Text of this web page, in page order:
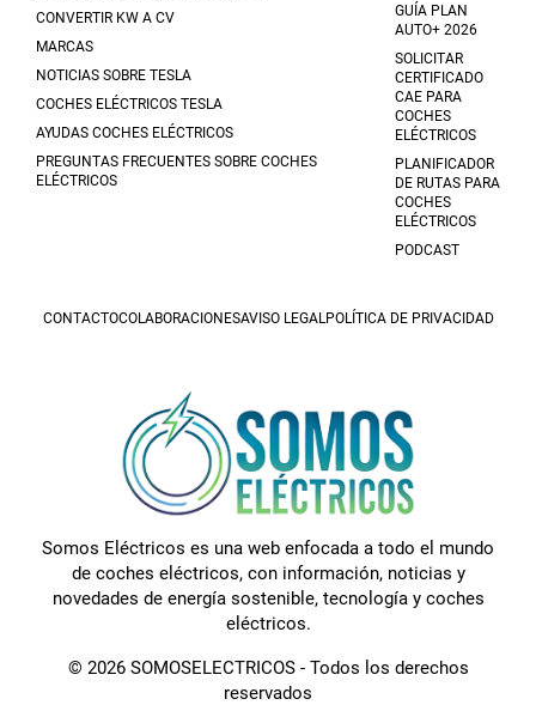
CONVERTIR KW A CV
MARCAS
NOTICIAS SOBRE TESLA
COCHES ELÉCTRICOS TESLA
AYUDAS COCHES ELÉCTRICOS
PREGUNTAS FRECUENTES SOBRE COCHES
ELÉCTRICOS
GUÍA PLAN
AUTO+ 2026
SOLICITAR
CERTIFICADO
CAE PARA
COCHES
ELÉCTRICOS
PLANIFICADOR
DE RUTAS PARA
COCHES
ELÉCTRICOS
PODCAST
CONTACTOCOLABORACIONESAVISO LEGAL POLÍTICA DE PRIVACIDAD
Somos Eléctricos es una web enfocada a todo el mundo
de coches eléctricos, con información, noticias y
novedades de energía sostenible, tecnología y coches
eléctricos.
© 2026 SOMOSELECTRICOS - Todos los derechos
reservados